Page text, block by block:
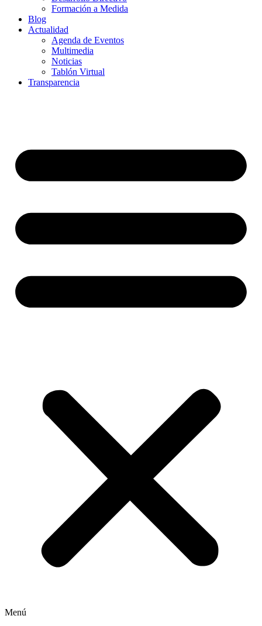
Formación a Medida
Blog
Actualidad
Agenda de Eventos
Multimedia
Noticias
Tablón Virtual
Transparencia
Menú